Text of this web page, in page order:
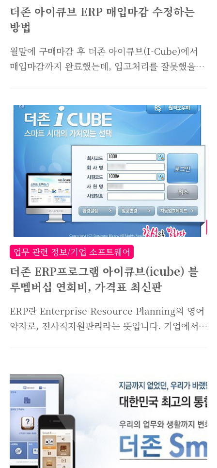
더존 아이큐브 ERP 매입마감 수정하는
방법
월말에 구매마감 후 더존 아이큐브(I-Cube)에서
매입마감까지 완료했는데, 입고처리를 잘못했을때
습니다. - 입고처리에서 입고수량이나 단가를 잘못
기입했을때, - 후채무로 지불해야하는 협력업체인
데, 고객사로부터 정산수량이 변경되었을때, 이 외
에도 다양한 이유가 있을 것 같은데, 이러한 사유
로 매입마감을 수정해야하는 경우 매입마감 역순
으로 진행하면 됩니다. ▼ 회사 내부정보이기때문
에 모자이크처리가 되어있어 보기불편하시더라도
양해부탁드립니다. "해당 구매입고 내역은 매입마
감에 적용이 되어 수정할 수 없습니다." 매입마감
을 진행한 경우 위와같이 [입고처리]에서 수정이
안됩니다. 따라서 [매입마감]에 들어가서 다시 풀
어..
업무 관련 정보/기업 소프트웨어
더존 ERP프로그램 아이큐브(icube) 블
루멤버십 연회비, 가격표 최신판
ERP란 Enterprise Resource Planning의 영어
약자로, 전사적자원관리라는 뜻입니다. 기업에서
는 시스템인데요. ERP가 잘 구축되어있는 회사라
면 ERP 프로그램에 접속해 실시간 재고나 자원의
이동, 흐름을 파악할 수 있기도 하죠. 사실 바코드
시스템이 있다고해도 실제로는 100% 실시간 반영
이 어렵습니다. 한공정, 한공정 거칠때마다 전산입
력을 해줘야하기때문에 번거롭기도 하죠. 하지만
ERP가 없다면 회사의 자원이 어떻게 관리되고있